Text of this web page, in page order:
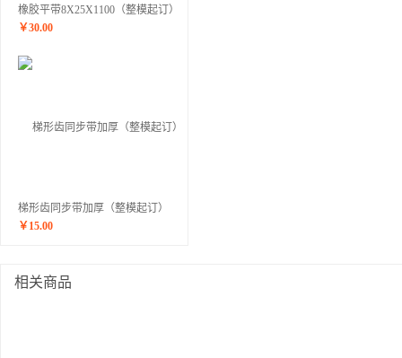
橡胶平带8X25X1100（整模起订）
￥30.00
梯形齿同步带加厚（整模起订）
￥ 15.00
相关商品